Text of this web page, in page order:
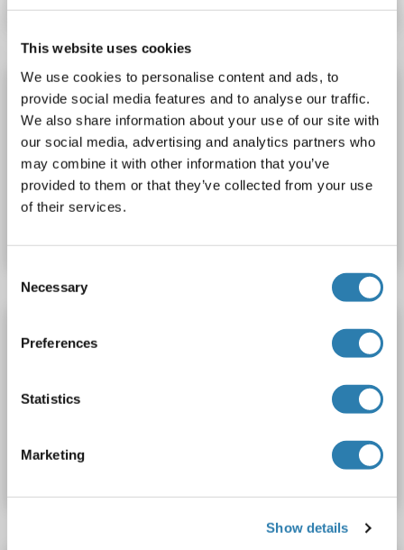
This website uses cookies
We use cookies to personalise content and ads, to
provide social media features and to analyse our traffic.
We also share information about your use of our site with
our social media, advertising and analytics partners who
may combine it with other information that you’ve
provided to them or that they’ve collected from your use
of their services.
Selection
Necessary
Preferences
Statistics
Marketing
Show details
CELF3 Antikörper (AA 3-32) (APC)
CELF3 Reaktivität: Human
WB, ELISA, FACS
Wirt: Kaninchen
Polyclonal APC
Produktnummer ABIN1964233
Datenblatt